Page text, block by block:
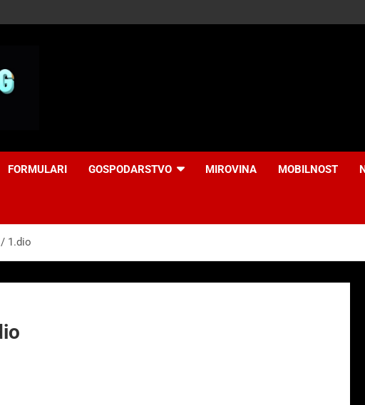
FORMULARI GOSPODARSTVO MIROVINA MOBILNOST
1.dio